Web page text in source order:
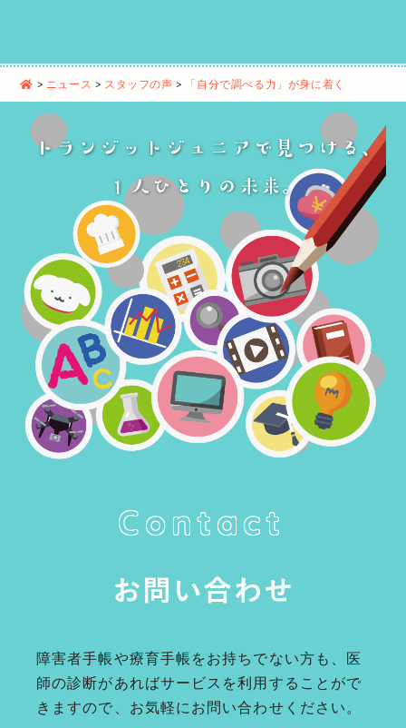
> ニュース > スタッフの声 > 「自分で調べる力」が身に着く
Contact
お問い合わせ
障害者手帳や療育手帳をお持ちでない方も、医
師の診断があればサービスを利用することがで
きますので、お気軽にお問い合わせください。